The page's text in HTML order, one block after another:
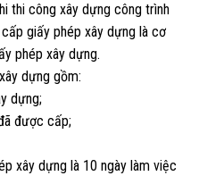
thi công xây dựng công trình
giấy phép xây dựng là cơ
phép xây dựng.
dựng gồm:
dựng;
được cấp;
xây dựng là 10 ngày làm việc